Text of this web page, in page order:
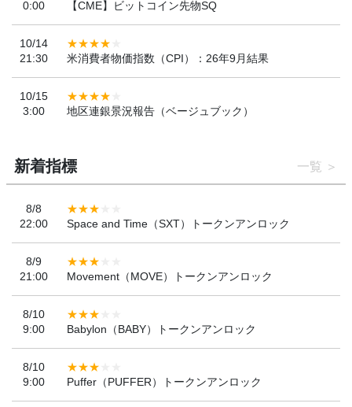
0:00
【CME】ビットコイン先物SQ
10/14
21:30
米消費者物価指数（CPI）：26年9月結果
10/15
3:00
地区連銀景況報告（ベージュブック）
新着指標 一覧
8/8
22:00
Space and Time（SXT）トークンアンロック
8/9
21:00
Movement（MOVE）トークンアンロック
8/10
9:00
Babylon（BABY）トークンアンロック
8/10
9:00
Puffer（PUFFER）トークンアンロック